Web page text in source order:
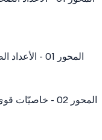
المحور 01 - الأعداد الصّحيحة الطّبيعيّة - الجزء 5 - النشر و التفكيك